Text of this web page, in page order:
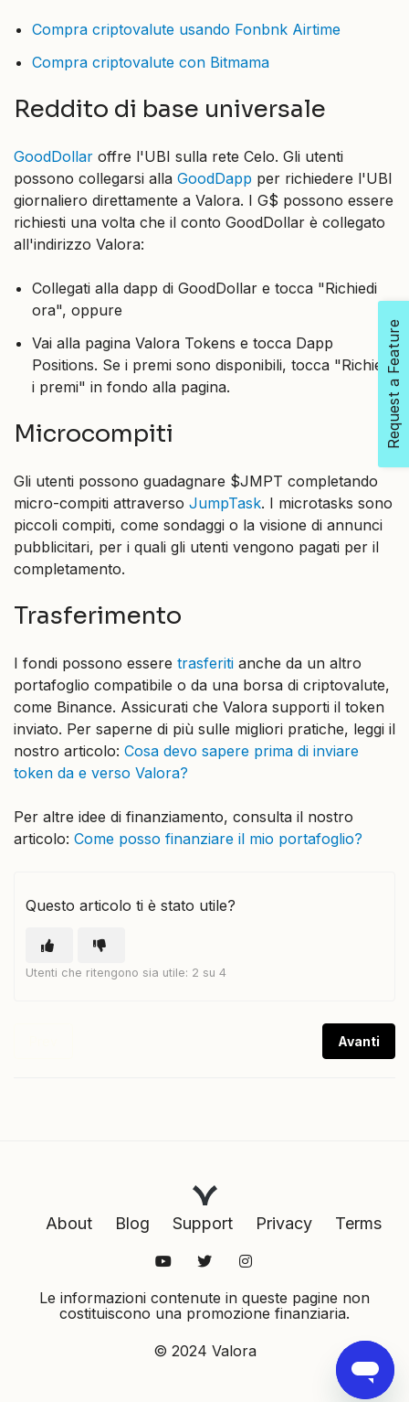
Compra criptovalute usando Fonbnk Airtime
Compra criptovalute con Bitmama
Reddito di base universale
GoodDollar offre l'UBI sulla rete Celo. Gli utenti
possono collegarsi alla GoodDapp per richiedere l'UBI
giornaliero direttamente a Valora. I G$ possono essere
richiesti una volta che il conto GoodDollar è collegato
all'indirizzo Valora:
Collegati alla dapp di GoodDollar e tocca "Richiedi
ora", oppure
Vai alla pagina Valora Tokens e tocca Dapp
Positions. Se i premi sono disponibili, tocca "Richiedi
i premi" in fondo alla pagina.
Microcompiti
Gli utenti possono guadagnare $JMPT completando
micro-compiti attraverso JumpTask. I microtasks sono
piccoli compiti, come sondaggi o la visione di annunci
pubblicitari, per i quali gli utenti vengono pagati per il
completamento.
Trasferimento
I fondi possono essere trasferiti anche da un altro
portafoglio compatibile o da una borsa di criptovalute,
come Binance. Assicurati che Valora supporti il token
inviato. Per saperne di più sulle migliori pratiche, leggi il
nostro articolo: Cosa devo sapere prima di inviare
token da e verso Valora?
Per altre idee di finanziamento, consulta il nostro
articolo: Come posso finanziare il mio portafoglio?
Questo articolo ti è stato utile?
Utenti che ritengono sia utile: 2 su 4
Avanti
About Blog Support Privacy Terms
Le informazioni contenute in queste pagine non
costituiscono una promozione finanziaria.
© 2024 Valora
Request a Feature